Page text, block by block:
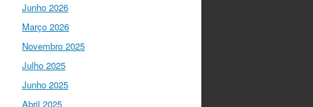
conseguimos criar…
twitter.com/i/web/status/1…
Ciência Viva
“O que nos distingue de
outros locais é a nossa
Junho 2026
Março 2026
Novembro 2025
Julho 2025
Junho 2025
Abril 2025